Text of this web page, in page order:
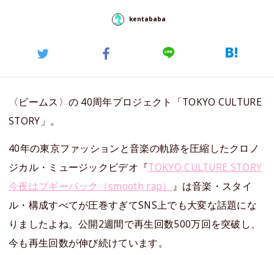
kentababa
〈ビームス〉の 40周年プロジェクト「TOKYO CULTURE
STORY」。
40年の東京ファッションと音楽の軌跡を圧縮したクロノ
ジカル・ミュージックビデオ『TOKYO CULTURE STORY
今夜はブギーバック（smooth rap） 』は音楽・スタイ
ル・構成すべてが圧巻すぎてSNS上でも大変な話題にな
りましたよね。公開2週間で再生回数500万回を突破し、
今も再生回数が伸び続けています。